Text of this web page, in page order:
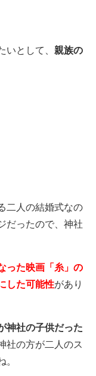
いとして、 親族の
二人の結婚式なの
だったので、神社
った映画「糸」の
した可能性があり
神社の子供だった
社の方が二人のス
。